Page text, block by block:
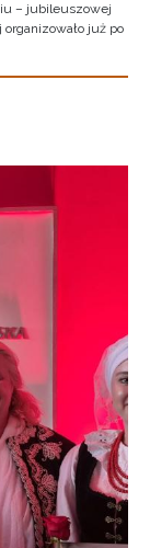
– jubileuszowej
już po